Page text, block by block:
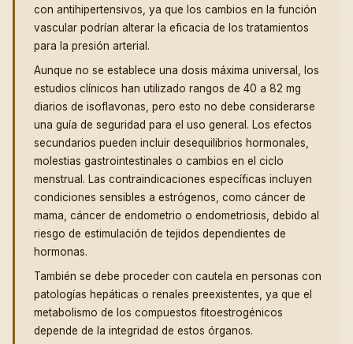
con antihipertensivos, ya que los cambios en la función
vascular podrían alterar la eficacia de los tratamientos
para la presión arterial.
Aunque no se establece una dosis máxima universal, los
estudios clínicos han utilizado rangos de 40 a 82 mg
diarios de isoflavonas, pero esto no debe considerarse
una guía de seguridad para el uso general. Los efectos
secundarios pueden incluir desequilibrios hormonales,
molestias gastrointestinales o cambios en el ciclo
menstrual. Las contraindicaciones específicas incluyen
condiciones sensibles a estrógenos, como cáncer de
mama, cáncer de endometrio o endometriosis, debido al
riesgo de estimulación de tejidos dependientes de
hormonas.
También se debe proceder con cautela en personas con
patologías hepáticas o renales preexistentes, ya que el
metabolismo de los compuestos fitoestrogénicos
depende de la integridad de estos órganos.